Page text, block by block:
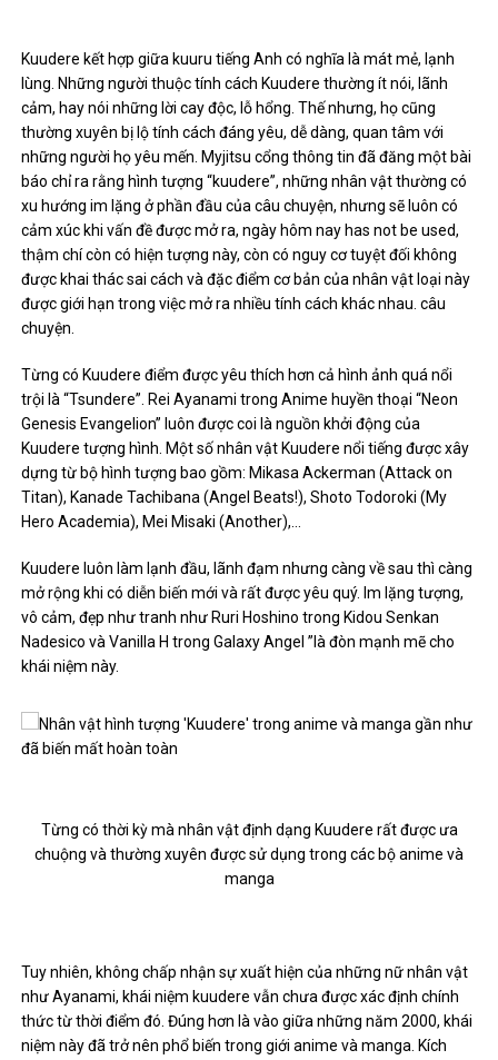
Kuudere kết hợp giữa kuuru tiếng Anh có nghĩa là mát mẻ, lạnh
lùng. Những người thuộc tính cách Kuudere thường ít nói, lãnh
cảm, hay nói những lời cay độc, lỗ hổng. Thế nhưng, họ cũng
thường xuyên bị lộ tính cách đáng yêu, dễ dàng, quan tâm với
những người họ yêu mến. Myjitsu cổng thông tin đã đăng một bài
báo chỉ ra rằng hình tượng “kuudere”, những nhân vật thường có
xu hướng im lặng ở phần đầu của câu chuyện, nhưng sẽ luôn có
cảm xúc khi vấn đề được mở ra, ngày hôm nay has not be used,
thậm chí còn có hiện tượng này, còn có nguy cơ tuyệt đối không
được khai thác sai cách và đặc điểm cơ bản của nhân vật loại này
được giới hạn trong việc mở ra nhiều tính cách khác nhau. câu
chuyện.
Từng có Kuudere điểm được yêu thích hơn cả hình ảnh quá nổi
trội là “Tsundere”. Rei Ayanami trong Anime huyền thoại “Neon
Genesis Evangelion” luôn được coi là nguồn khởi động của
Kuudere tượng hình. Một số nhân vật Kuudere nổi tiếng được xây
dựng từ bộ hình tượng bao gồm: Mikasa Ackerman (Attack on
Titan), Kanade Tachibana (Angel Beats!), Shoto Todoroki (My
Hero Academia), Mei Misaki (Another),…
Kuudere luôn làm lạnh đầu, lãnh đạm nhưng càng về sau thì càng
mở rộng khi có diễn biến mới và rất được yêu quý. Im lặng tượng,
vô cảm, đẹp như tranh như Ruri Hoshino trong Kidou Senkan
Nadesico và Vanilla H trong Galaxy Angel ”là đòn mạnh mẽ cho
khái niệm này.
Từng có thời kỳ mà nhân vật định dạng Kuudere rất được ưa
chuộng và thường xuyên được sử dụng trong các bộ anime và
manga
Tuy nhiên, không chấp nhận sự xuất hiện của những nữ nhân vật
như Ayanami, khái niệm kuudere vẫn chưa được xác định chính
thức từ thời điểm đó. Đúng hơn là vào giữa những năm 2000, khái
niệm này đã trở nên phổ biến trong giới anime và manga. Kích